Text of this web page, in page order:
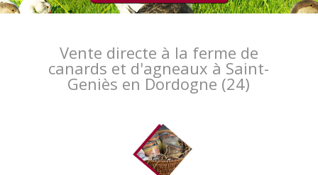
Vente directe à la ferme de
canards et d'agneaux à Saint-
Geniès en Dordogne (24)